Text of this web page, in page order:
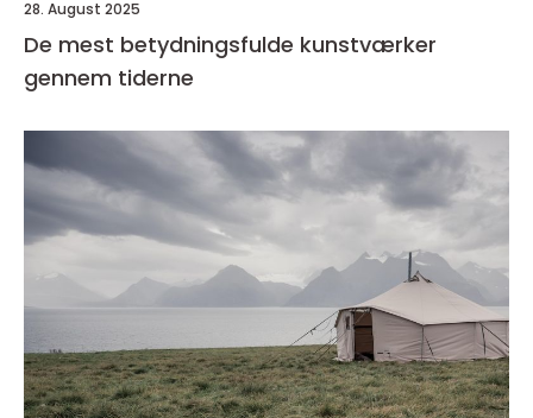
28. August 2025
De mest betydningsfulde kunstværker
gennem tiderne